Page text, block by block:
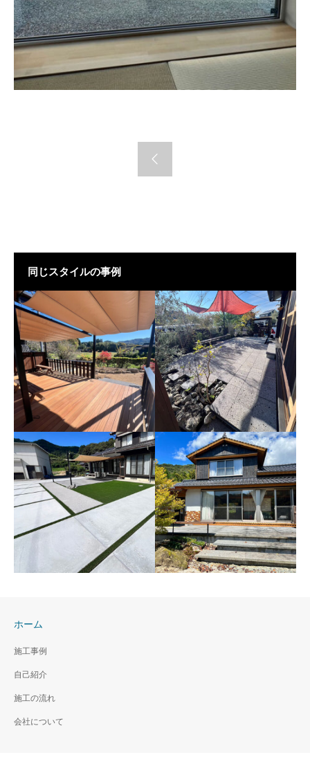
同じスタイルの事例
オーニングのある暮らし
2024年11月 熊本県玉名郡南
溶岩石のデッキ
2024年10月 熊本県玉名郡和
水町
溶岩石と人工芝の広いお
施町
ホーム
施工事例
自己紹介
施工の流れ
会社について